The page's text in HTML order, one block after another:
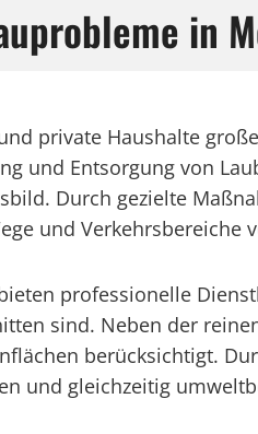
in
private Haushalte
und Entsorgung von
Durch gezielte
und Verkehrsbereiche
professionelle
sind. Neben der
berücksichtigt.
und gleichzeitig